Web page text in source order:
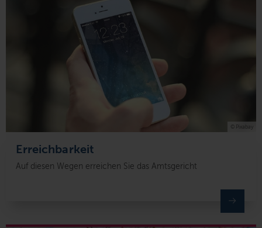
Erreichbarkeit
Auf diesen Wegen erreichen Sie das Amtsgericht
© Pixabay